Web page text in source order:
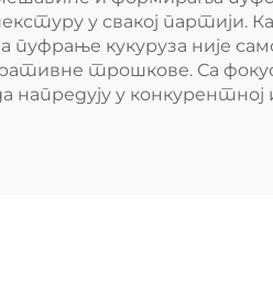
у свакој
кукуруза није
трошкове. Са
напредују у